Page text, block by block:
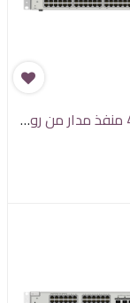
سويتش 48 منفذ مدار من روجي